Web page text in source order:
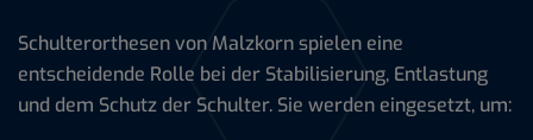
Schulterorthesen von Malzkorn spielen eine
entscheidende Rolle bei der Stabilisierung, Entlastung
und dem Schutz der Schulter. Sie werden eingesetzt, um: